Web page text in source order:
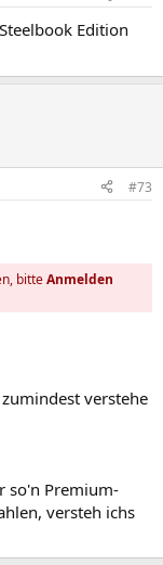
Edition
#73
bitteAnmelden
verstehe
so'n Premium-
versteh ichs